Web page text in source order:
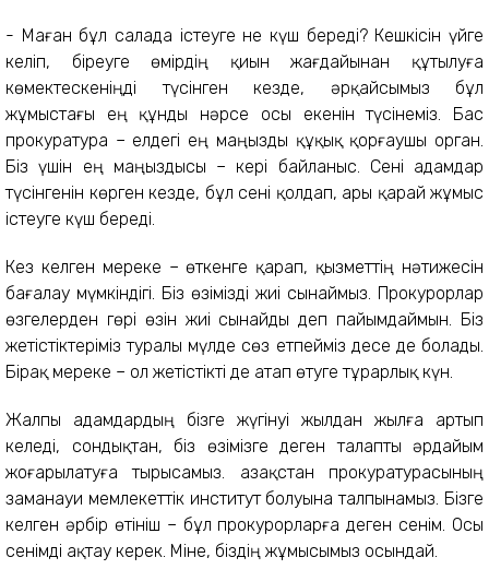
- Маған бұл салада істеуге не күш береді? Кешкісін үйге
келіп, біреуге өмірдің қиын жағдайынан құтылуға
көмектескеніңді түсінген кезде, әрқайсымыз бұл
жұмыстағы ең құнды нәрсе осы екенін түсінеміз. Бас
прокуратура – елдегі ең маңызды құқық қорғаушы орган.
Біз үшін ең маңыздысы – кері байланыс. Сені адамдар
түсінгенін көрген кезде, бұл сені қолдап, ары қарай жұмыс
істеуге күш береді.
Кез келген мереке – өткенге қарап, қызметтің нәтижесін
бағалау мүмкіндігі. Біз өзімізді жиі сынаймыз. Прокурорлар
өзгелерден гөрі өзін жиі сынайды деп пайымдаймын. Біз
жетістіктеріміз туралы мүлде сөз етпейміз десе де болады.
Бірақ мереке – ол жетістікті де атап өтуге тұрарлық күн.
Жалпы адамдардың бізге жүгінуі жылдан жылға артып
келеді, сондықтан, біз өзімізге деген талапты әрдайым
жоғарылатуға тырысамыз. Қазақстан прокуратурасының
заманауи мемлекеттік институт болуына талпынамыз. Бізге
келген әрбір өтініш – бұл прокурорларға деген сенім. Осы
сенімді ақтау керек. Міне, біздің жұмысымыз осындай.